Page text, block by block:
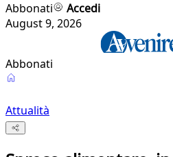
Abbonati
Accedi
August 9, 2026
Abbonati
Attualità